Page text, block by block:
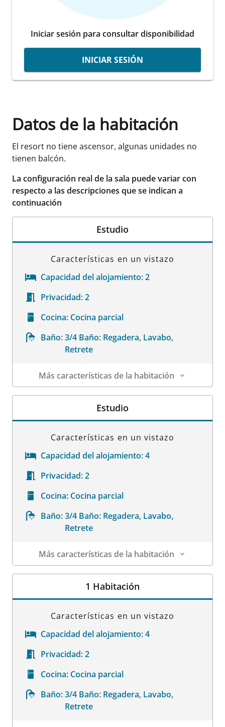
Iniciar sesión para consultar disponibilidad
INICIAR SESIÓN
Datos de la habitación
El resort no tiene ascensor, algunas unidades no
tienen balcón.
La configuración real de la sala puede variar con
respecto a las descripciones que se indican a
continuación
Estudio
Características en un vistazo
Capacidad del alojamiento:2
Privacidad:2
Cocina: Cocina parcial
Baño: 3/4 Baño: Regadera, Lavabo,
Retrete
Más características de la habitación
Datos de la habitación
Estudio
Características en un vistazo
Capacidad del alojamiento:4
Privacidad:2
Cocina: Cocina parcial
Baño: 3/4 Baño: Regadera, Lavabo,
Retrete
Más características de la habitación
Datos de la habitación
1 Habitación
Características en un vistazo
Capacidad del alojamiento:4
Privacidad:2
Cocina: Cocina parcial
Baño: 3/4 Baño: Regadera, Lavabo,
Retrete